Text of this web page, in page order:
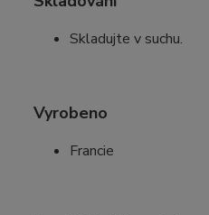
Skladujte v suchu.
Vyrobeno
Francie